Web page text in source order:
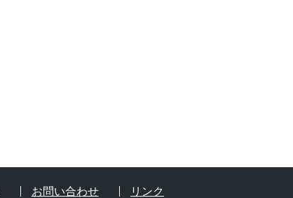
お問い合わせ
リンク